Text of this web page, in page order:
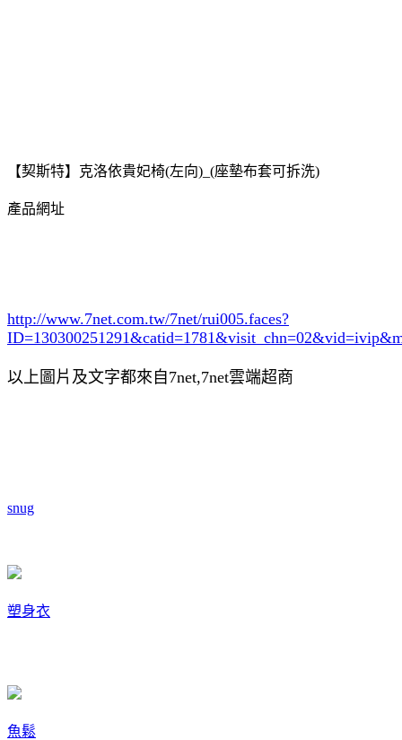
【契斯特】克洛依貴妃椅(左向)_(座墊布套可拆洗)
產品網址
http://www.7net.com.tw/7net/rui005.faces?
ID=130300251291&catid=1781
以上圖片及文字都來自7net,7net雲端超商
snug
塑身衣
魚鬆